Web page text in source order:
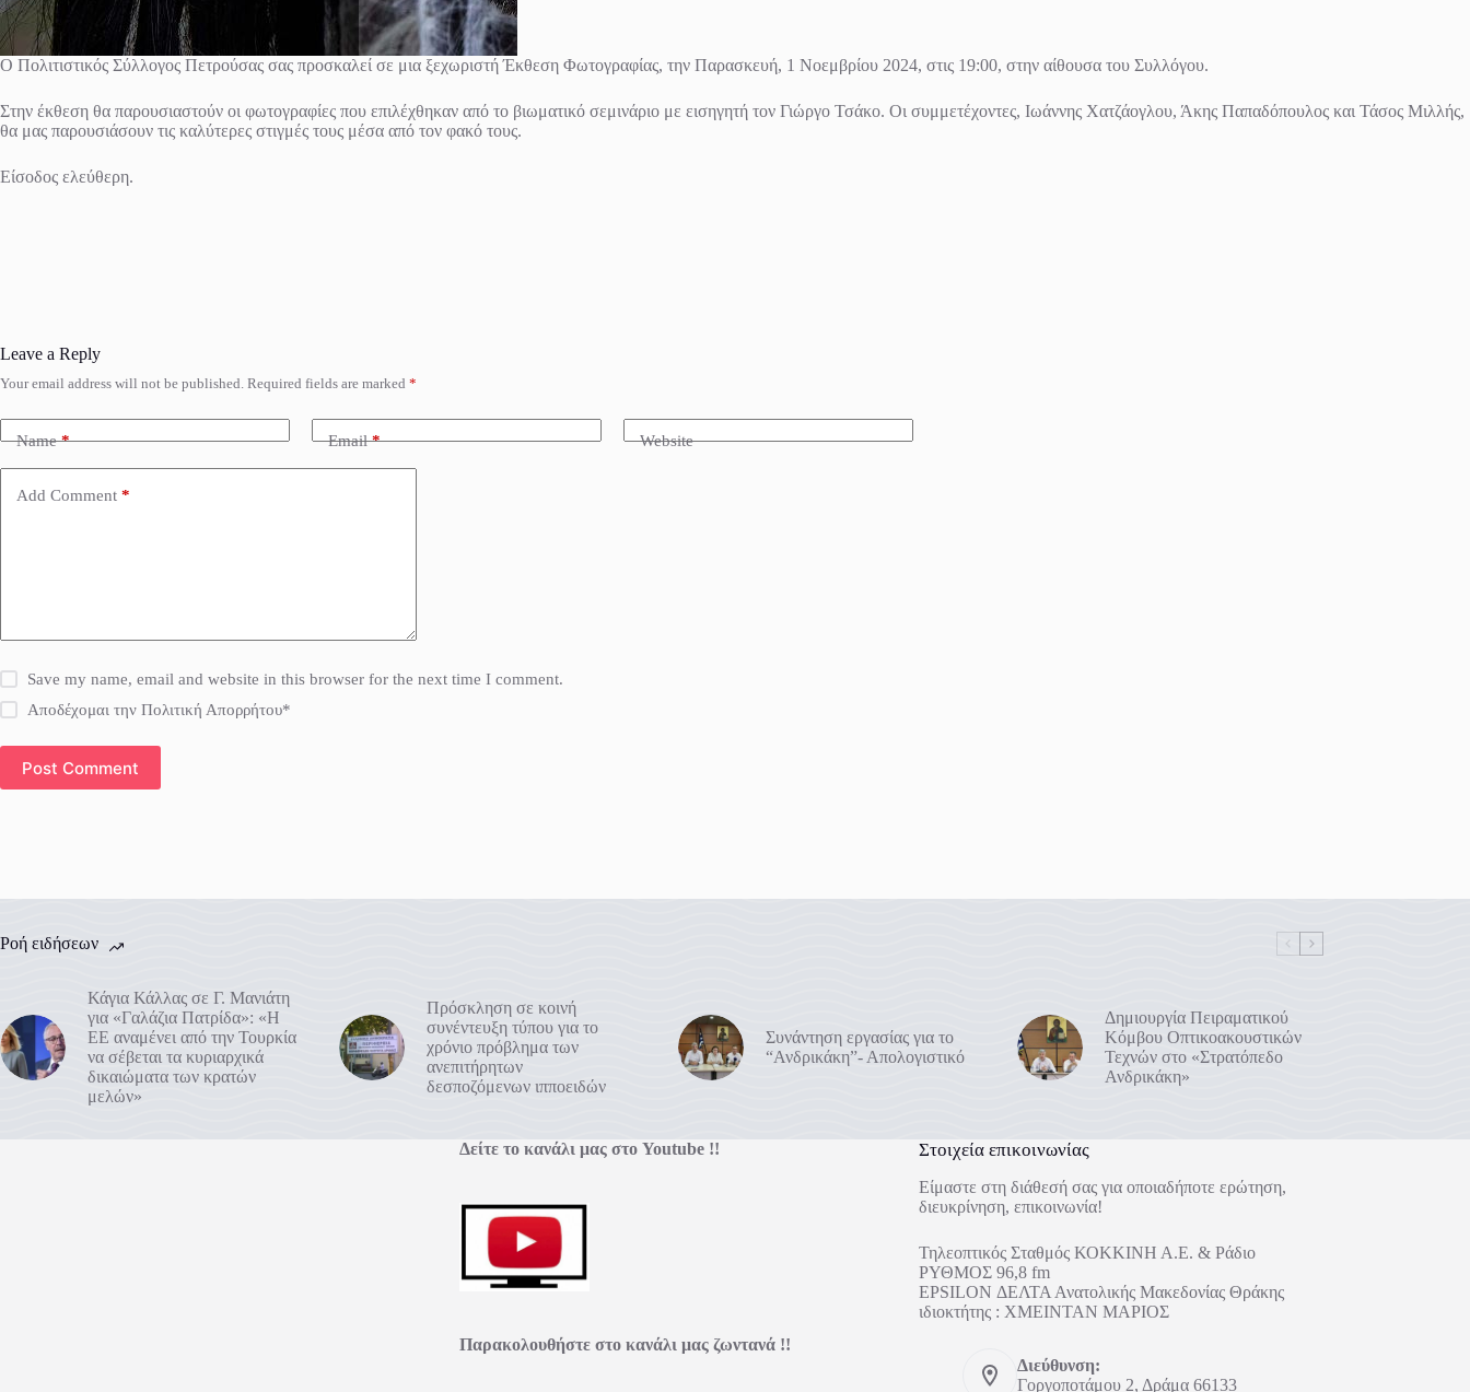
Ο Πολιτιστικός Σύλλογος Πετρούσας σας προσκαλεί σε μια ξεχωριστή Έκθεση Φωτογραφίας, την Παρασκευή, 1 Νοεμβρίου 2024, στις 19:00, στην αίθουσα του Συλλόγου.
Στην έκθεση θα παρουσιαστούν οι φωτογραφίες που επιλέχθηκαν από το βιωματικό σεμινάριο με εισηγητή τον Γιώργο Τσάκο. Οι συμμετέχοντες, Ιωάννης Χατζάογλου, Άκης Παπαδόπουλος και Τάσος Μιλλής,
θα μας παρουσιάσουν τις καλύτερες στιγμές τους μέσα από τον φακό τους.
Είσοδος ελεύθερη.
Leave a Reply
Your email address will not be published. Required fields are marked *
Name* Email* Website
Add Comment *
Save my name, email and website in this browser for the next time I comment.
Αποδέχομαι την Πολιτική Απορρήτου*
Post Comment
Ροή ειδήσεων
Κάγια Κάλλας σε Γ. Μανιάτη
για «Γαλάζια Πατρίδα»: «Η
ΕΕ αναμένει από την Τουρκία
να σέβεται τα κυριαρχικά
δικαιώματα των κρατών
μελών»
Πρόσκληση σε κοινή
συνέντευξη τύπου για το
χρόνιο πρόβλημα των
ανεπιτήρητων
δεσποζόμενων ιπποειδών
Συνάντηση εργασίας για το
“Ανδρικάκη”- Απολογιστικό
Δημιουργία Πειραματικού
Κόμβου Οπτικοακουστικών
Τεχνών στο «Στρατόπεδο
Ανδρικάκη»
Δείτε το κανάλι μας στο Youtube !!
Παρακολουθήστε στο κανάλι μας ζωντανά !!
Στοιχεία επικοινωνίας
Είμαστε στη διάθεσή σας για οποιαδήποτε ερώτηση,
διευκρίνηση, επικοινωνία!
Τηλεοπτικός Σταθμός ΚΟΚΚΙΝΗ Α.Ε. & Ράδιο
ΡΥΘΜΟΣ 96,8 fm
EPSILON ΔΕΛΤΑ Ανατολικής Μακεδονίας Θράκης
ιδιοκτήτης : ΧΜΕΙΝΤΑΝ ΜΑΡΙΟΣ
Διεύθυνση:
Γοργοποτάμου 2, Δράμα 66133